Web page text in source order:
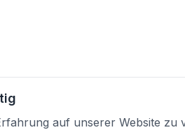
auf unserer Website zu